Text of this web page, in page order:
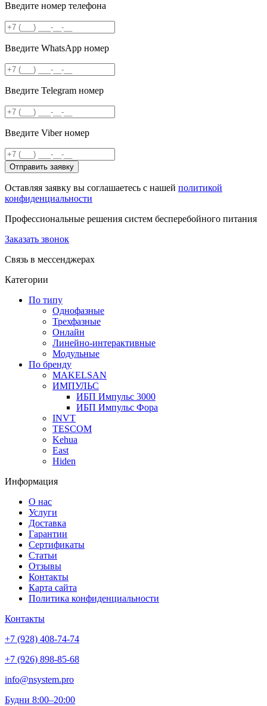
Введите номер телефона
Введите WhatsApp номер
Введите Telegram номер
Введите Viber номер
Отправить заявку
Оставляя заявку вы соглашаетесь с нашей политикой
конфиденциальности
Профессиональные решения систем бесперебойного питания
Заказать звонок
Связь в мессенджерах
Категории
По типу
Однофазные
Трехфазные
Онлайн
Линейно-интерактивные
Модульные
По бренду
MAKELSAN
ИМПУЛЬС
ИБП Импульс 3000
ИБП Импульс Фора
INVT
TESCOM
Kehua
East
Hiden
Информация
О нас
Услуги
Доставка
Гарантии
Сертификаты
Статьи
Отзывы
Контакты
Карта сайта
Политика конфиденциальности
Контакты
+7 (928) 408-74-74
+7 (926) 898-85-68
info@nsystem.pro
Будни 8:00–20:00